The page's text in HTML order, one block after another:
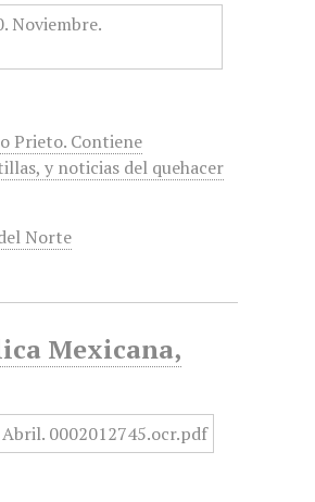
Prieto. Contiene
y noticias del quehacer
Norte
Mexicana,